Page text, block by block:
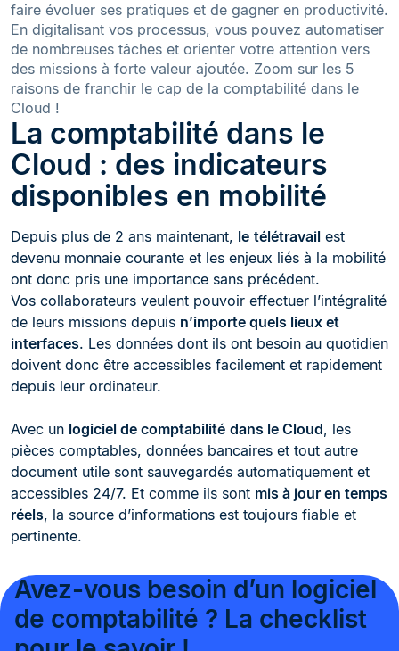
faire évoluer ses pratiques et de gagner en productivité.
En digitalisant vos processus, vous pouvez automatiser
de nombreuses tâches et orienter votre attention vers
des missions à forte valeur ajoutée. Zoom sur les 5
raisons de franchir le cap de la comptabilité dans le
Cloud !
La comptabilité dans le
Cloud : des indicateurs
disponibles en mobilité
Depuis plus de 2 ans maintenant, le télétravail est
devenu monnaie courante et les enjeux liés à la mobilité
ont donc pris une importance sans précédent.
Vos collaborateurs veulent pouvoir effectuer l’intégralité
de leurs missions depuis n’importe quels lieux et
interfaces. Les données dont ils ont besoin au quotidien
doivent donc être accessibles facilement et rapidement
depuis leur ordinateur.
Avec un logiciel de comptabilité dans le Cloud, les
pièces comptables, données bancaires et tout autre
document utile sont sauvegardés automatiquement et
accessibles 24/7. Et comme ils sont mis à jour en temps
réels, la source d’informations est toujours fiable et
pertinente.
Avez-vous besoin d’un logiciel
de comptabilité ? La checklist